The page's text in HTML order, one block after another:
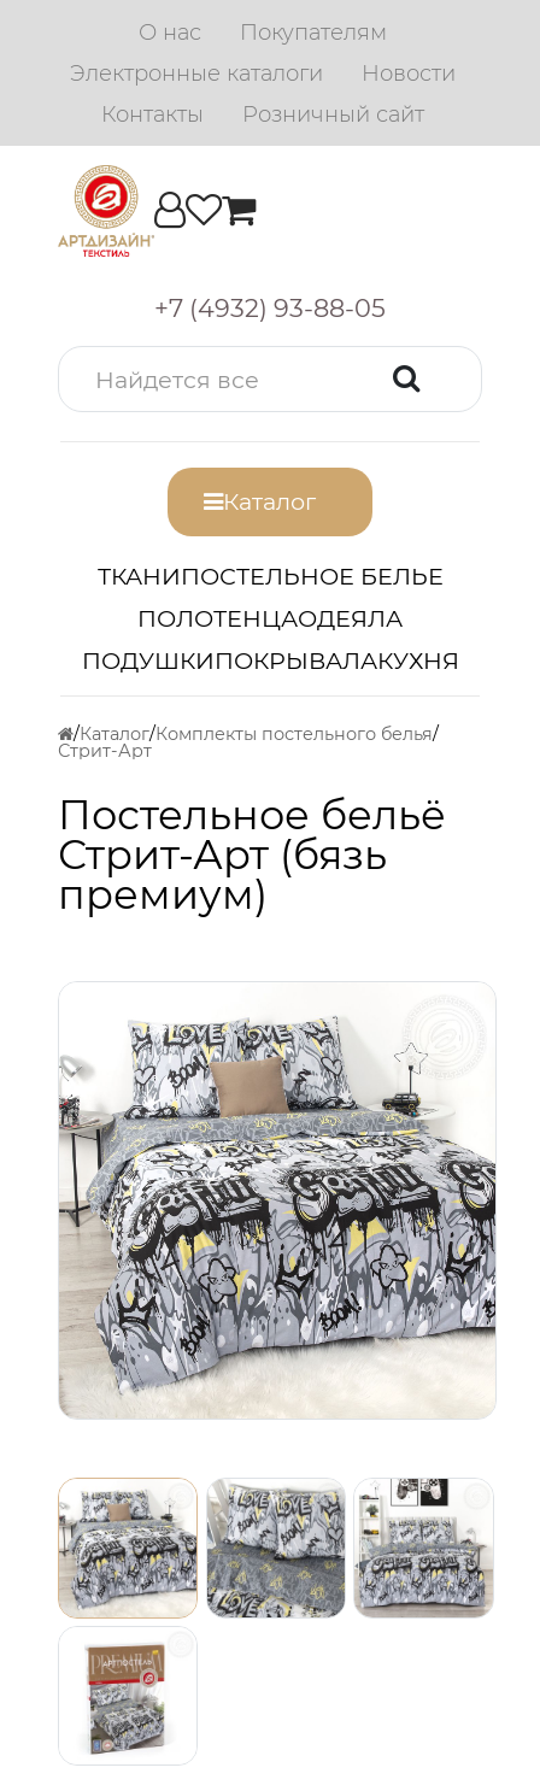
О нас
Покупателям
Электронные каталоги
Новости
Контакты
Розничный сайт
+7 (4932) 93-88-05
Каталог
ТКАНИПОСТЕЛЬНОЕ БЕЛЬЕ
ПОЛОТЕНЦАОДЕЯЛА
ПОДУШКИПОКРЫВАЛАКУХНЯ
Каталог Комплекты постельного белья
Стрит-Арт
Постельное бельё
Стрит-Арт (бязь
премиум)